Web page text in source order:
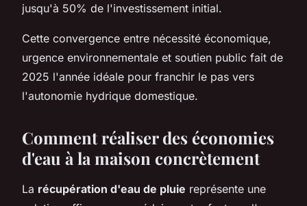
jusqu'à 50% de l'investissement initial.
Cette convergence entre nécessité économique,
urgence environnementale et soutien public fait de
2025 l'année idéale pour franchir le pas vers
l'autonomie hydrique domestique.
Comment réaliser des économies
d'eau à la maison concrètement
La récupération d'eau de pluie représente une